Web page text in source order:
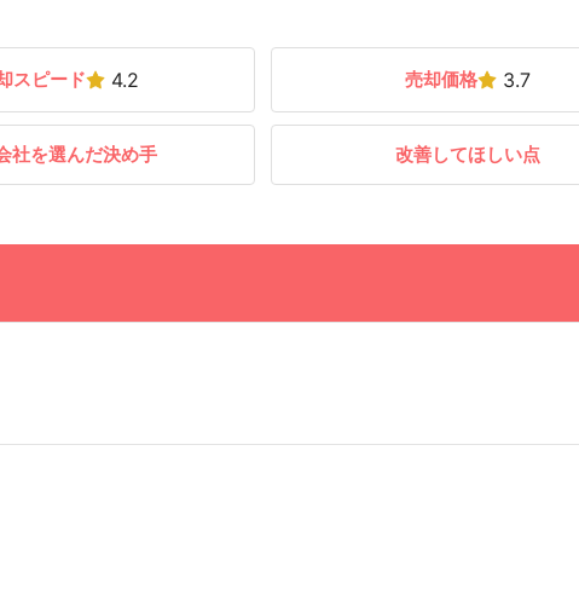
スピード 4.2 売却価格 3.7
社を選んだ決め手 改善してほしい点